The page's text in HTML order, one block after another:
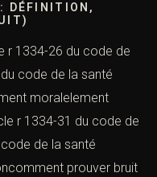
DÉFINITION,
r 1334-26 du code de
code de la santé
moralelement
r 1334-31 du code de
de la santé
prouver bruit